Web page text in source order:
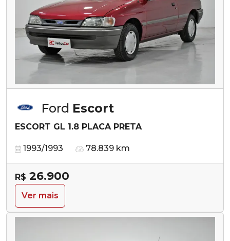
Ford Escort
ESCORT GL 1.8 PLACA PRETA
1993/1993 78.839 km
R$ 26.900
Ver mais